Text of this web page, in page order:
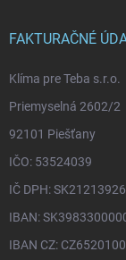
FAKTURAČNÉ
Klíma pre Teba s.r.o.
Priemyselná 2602/2
92101 Piešťany
IČO: 53524039
IČ DPH:
IBAN:
IBAN CZ: